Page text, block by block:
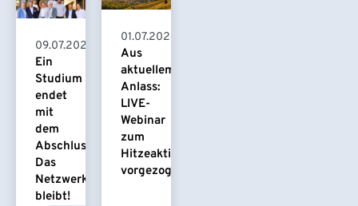
09.07.2026
Ein
Studium
endet
mit
dem
Abschluss.
Das
Netzwerk
bleibt!
01.07.2026
Aus
aktuellem
Anlass:
LIVE-
Webinar
zum
Hitzeaktionsplan
vorgezogen